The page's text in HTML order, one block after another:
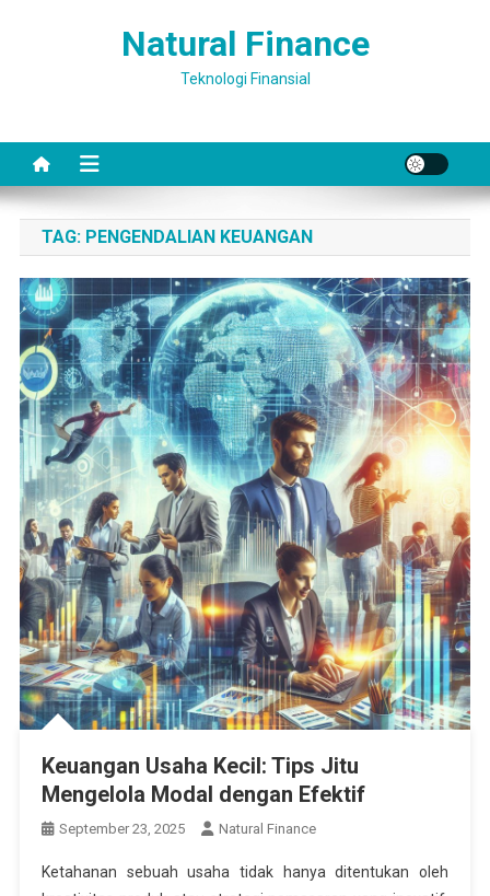
Natural Finance
Teknologi Finansial
TAG: PENGENDALIAN KEUANGAN
Keuangan Usaha Kecil: Tips Jitu
Mengelola Modal dengan Efektif
September 23, 2025 Natural Finance
Ketahanan sebuah usaha tidak hanya ditentukan oleh